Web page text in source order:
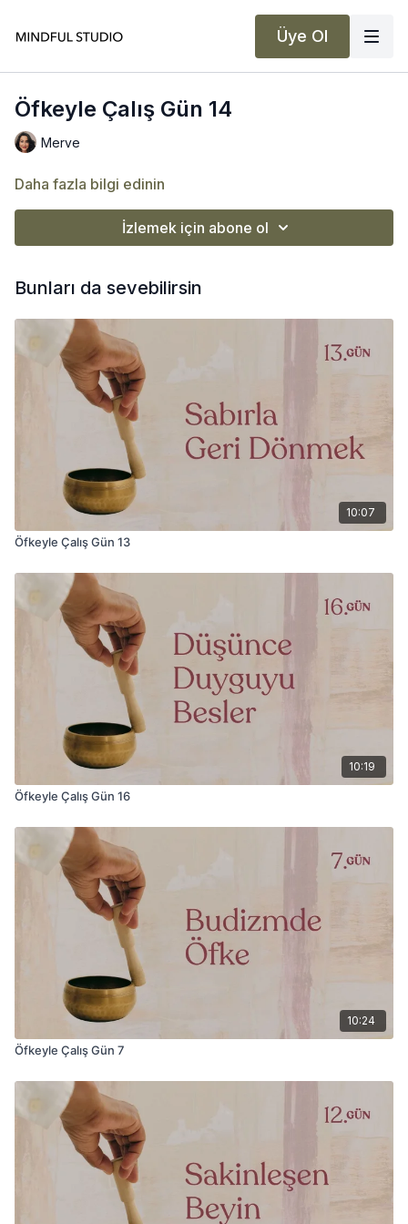
Üye Ol
Öfkeyle Çalış Gün 14
Merve
Daha fazla bilgi edinin
İzlemek için abone ol
Bunları da sevebilirsin
10:07
Öfkeyle Çalış Gün 13
10:19
Öfkeyle Çalış Gün 16
10:24
Öfkeyle Çalış Gün 7